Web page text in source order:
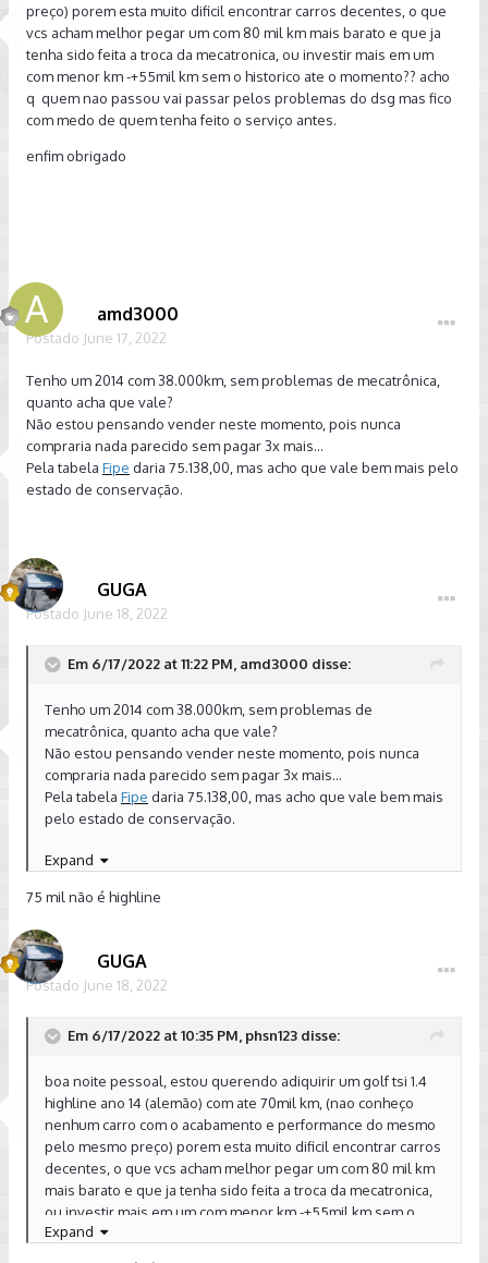
preço) porem esta muito dificil encontrar carros decentes, o que
vcs acham melhor pegar um com 80 mil km mais barato e que ja
tenha sido feita a troca da mecatronica, ou investir mais em um
com menor km -+55mil km sem o historico ate o momento?? acho
q quem nao passou vai passar pelos problemas do dsg mas fico
com medo de quem tenha feito o serviço antes.
enfim obrigado
amd3000
Postado June 17, 2022
Tenho um 2014 com 38.000km, sem problemas de mecatrônica,
quanto acha que vale?
Não estou pensando vender neste momento, pois nunca
compraria nada parecido sem pagar 3x mais...
Pela tabela Fipe daria 75.138,00, mas acho que vale bem mais pelo
estado de conservação.
GUGA
Postado June 18, 2022
Em 6/17/2022 at 11:22 PM, amd3000 disse:
Tenho um 2014 com 38.000km, sem problemas de
mecatrônica, quanto acha que vale?
Não estou pensando vender neste momento, pois nunca
compraria nada parecido sem pagar 3x mais...
Pela tabela Fipe daria 75.138,00, mas acho que vale bem mais
pelo estado de conservação.
Expand
75 mil não é highline
GUGA
Postado June 18, 2022
Em 6/17/2022 at 10:35 PM, phsn123 disse:
boa noite pessoal, estou querendo adiquirir um golf tsi 1.4
highline ano 14 (alemão) com ate 70mil km, (nao conheço
nenhum carro com o acabamento e performance do mesmo
pelo mesmo preço) porem esta muito dificil encontrar carros
decentes, o que vcs acham melhor pegar um com 80 mil km
mais barato e que ja tenha sido feita a troca da mecatronica,
ou investir mais em um com menor km -+55mil km sem o
historico ate o momento?? acho q quem nao passou vai
Expand